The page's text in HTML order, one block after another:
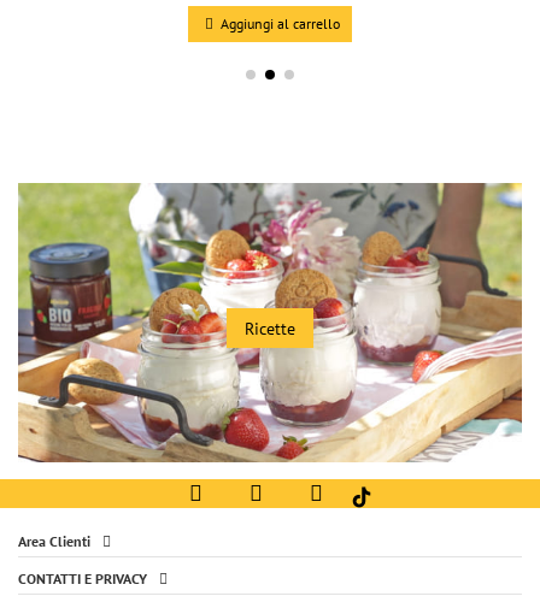
Aggiungi al carrello
Ricette
Area Clienti
CONTATTI E PRIVACY